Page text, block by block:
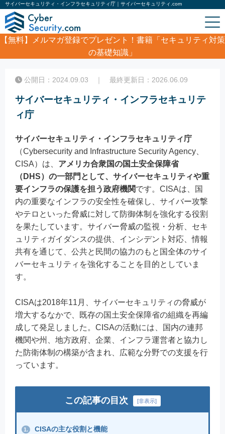
サイバーセキュリティ・インフラセキュリティ庁｜サイバーセキュリティ.com
【無料】
メルマガ登録でプレゼント！書籍「セキュリティ対策
の基礎知識」
サイバーセキュリティ・インフラセキュリティ庁
公開日：2024.09.03 ｜ 最終更新日：2026.06.09
サイバーセキュリティ・インフラセキュリテ
ィ庁
サイバーセキュリティ・インフラセキュリティ庁
（Cybersecurity and Infrastructure Security Agency、
CISA）は、 アメリカ合衆国の国土安全保障省
（DHS）の一部門として、サイバーセキュリティや重
要インフラの保護を担う政府機関です。CISAは、国
内の重要なインフラの安全性を確保し、サイバー攻撃
やテロといった脅威に対して防御体制を強化する役割
を果たしています。サイバー脅威の監視・分析、セキ
ュリティガイダンスの提供、インシデント対応、情報
共有を通じて、公共と民間の協力のもと国全体のサイ
バーセキュリティを強化することを目的としていま
す。
CISAは2018年11月、サイバーセキュリティの脅威が
増大するなかで、既存の国土安全保障省の組織を再編
成して発足しました。CISAの活動には、国内の連邦
機関や州、地方政府、企業、インフラ運営者と協力し
た防衛体制の構築が含まれ、広範な分野での支援を行
っています。
この記事の目次 [非表示]
1. CISAの主な役割と機能